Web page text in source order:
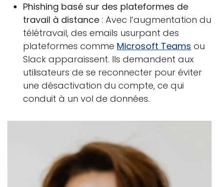
Phishing basé sur des plateformes de
travail à distance : Avec l’augmentation du
télétravail, des emails usurpant des
plateformes comme Microsoft Teams ou
Slack apparaissent. Ils demandent aux
utilisateurs de se reconnecter pour éviter
une désactivation du compte, ce qui
conduit à un vol de données.